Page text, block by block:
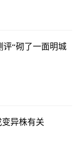
评“砌了一面明城
异株有关